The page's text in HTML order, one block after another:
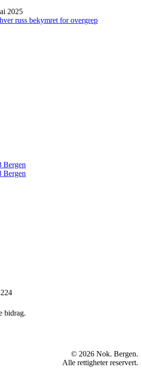
2025
russ bekymret for overgrep
Bergen
Bergen
bidrag.
© 2026 Nok. Bergen.
Alle rettigheter reservert.